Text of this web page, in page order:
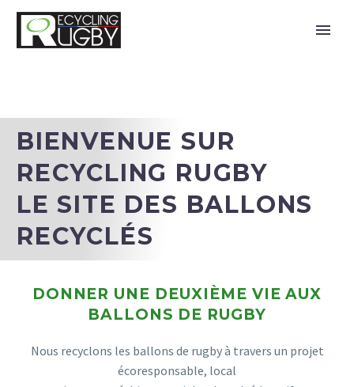
BIENVENUE SUR
RECYCLING RUGBY
LE SITE DES BALLONS
RECYCLÉS
DONNER UNE DEUXIÈME VIE AUX
BALLONS DE RUGBY
Nous recyclons les ballons de rugby à travers un projet
écoresponsable, local